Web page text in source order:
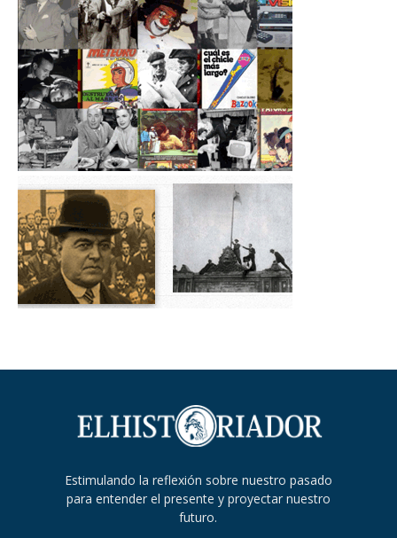
Estimulando la reflexión sobre nuestro pasado
para entender el presente y proyectar nuestro
futuro.